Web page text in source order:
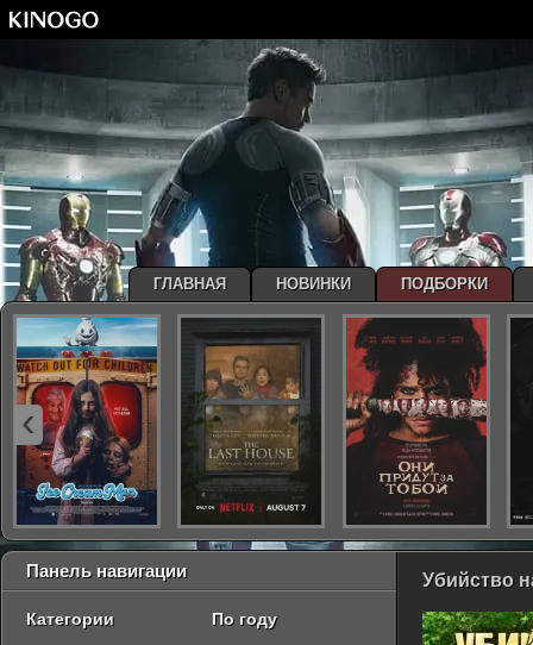
Убийство
Панель навигации
Категории По году
ГЛАВНАЯ НОВИНКИ ПОДБОРКИ
‹